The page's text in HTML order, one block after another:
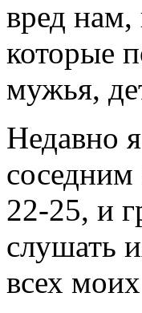
вред нам,
которые
мужья,
Недавно
22-25, и
слушать
всех